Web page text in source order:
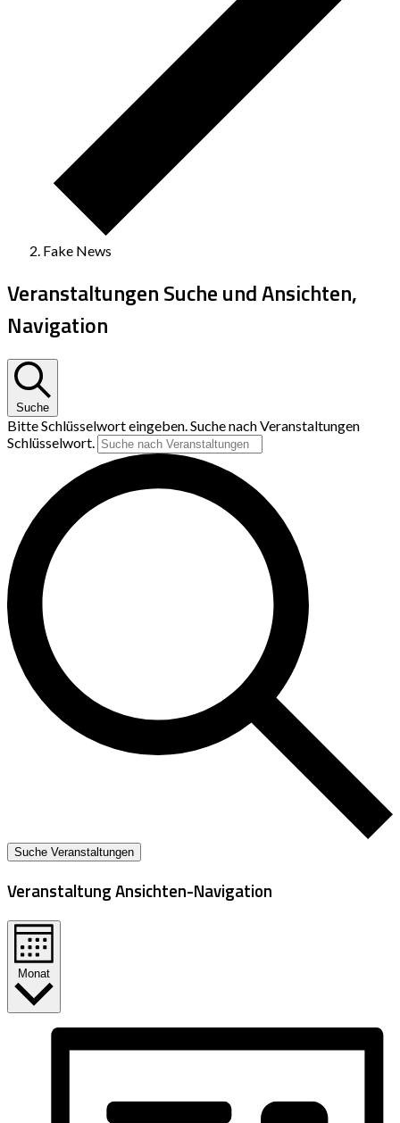
Fake News
Veranstaltungen Suche und Ansichten,
Navigation
Suche
Bitte Schlüsselwort eingeben. Suche nach Veranstaltungen
Schlüsselwort.
Suche Veranstaltungen
Veranstaltung Ansichten-Navigation
Monat